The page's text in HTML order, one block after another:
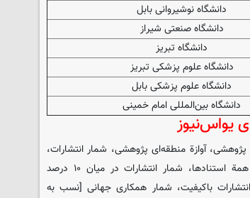
دانشگاه نوشیروانی بابل
دانشگاه صنعتی شیراز
دانشگاه تبریز
دانشگاه علوم پزشکی تبریز
دانشگاه علوم پزشکی بابل
دانشگاه بین‌المللی امام خمینی
(آوازه جهانی پژوهشی، آوازة منطقه‌ای پژوهشی، شمار انتشارات،
کتاب‌ها، همایش‌ها، تأثیر استنادی تعدیل‌شده، شمار همة استنادها، شمار انتشارات در میان ۱۰ درصد
نسبت انتشارات در میان ۱۰ درصد انتشارات باکیفیت، شمار همکاری جهانی [نسب به